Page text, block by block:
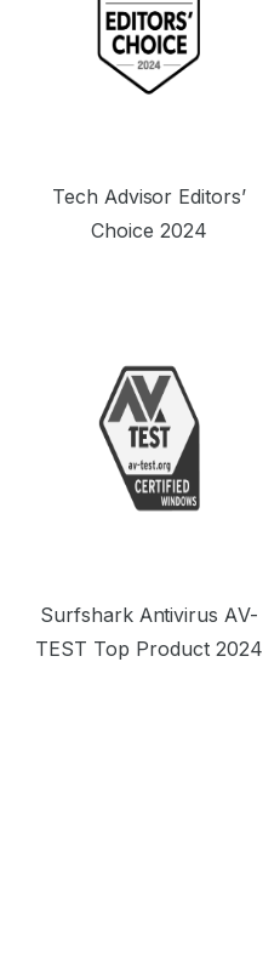
Tech Advisor Editors’
Choice 2024
Surfshark Antivirus AV-
TEST Top Product 2024